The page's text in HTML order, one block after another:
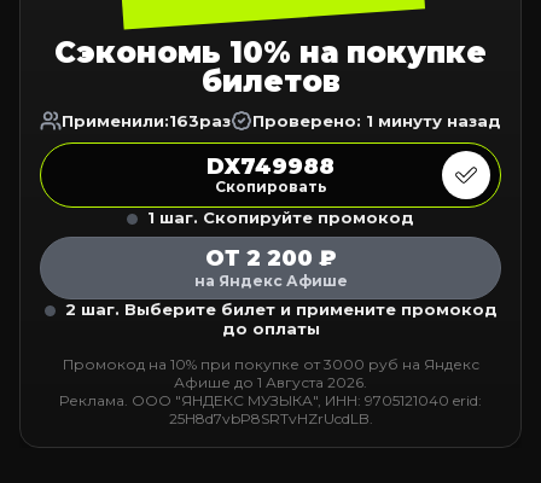
Сэкономь 10% на покупке
билетов
Применили:163раз Проверено: 1 минуту назад
DX749988
Скопировать
1 шаг. Скопируйте промокод
ОТ 2 200 ₽
на Яндекс Афише
2 шаг. Выберите билет и примените промокод
до оплаты
Промокод на 10% при покупке от 3000 руб на Яндекс
Афише до 1 Августа 2026.
Реклама. ООО "ЯНДЕКС МУЗЫКА", ИНН: 9705121040 erid:
25H8d7vbP8SRTvHZrUcdLB.